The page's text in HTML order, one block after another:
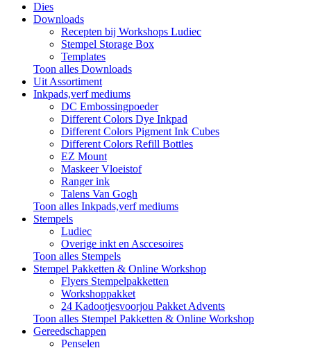
Dies
Downloads
Recepten bij Workshops Ludiec
Stempel Storage Box
Templates
Toon alles Downloads
Uit Assortiment
Inkpads,verf mediums
DC Embossingpoeder
Different Colors Dye Inkpad
Different Colors Pigment Ink Cubes
Different Colors Refill Bottles
EZ Mount
Maskeer Vloeistof
Ranger ink
Talens Van Gogh
Toon alles Inkpads,verf mediums
Stempels
Ludiec
Overige inkt en Asccesoires
Toon alles Stempels
Stempel Pakketten & Online Workshop
Flyers Stempelpakketten
Workshoppakket
24 Kadootjesvoorjou Pakket Advents
Toon alles Stempel Pakketten & Online Workshop
Gereedschappen
Penselen